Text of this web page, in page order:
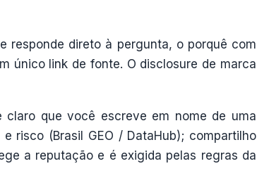
responde direto à pergunta, o porquê com
único link de fonte. O disclosure de marca
claro que você escreve em nome de uma
risco (Brasil GEO / DataHub); compartilho
a reputação e é exigida pelas regras da